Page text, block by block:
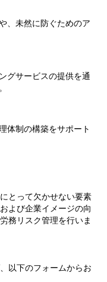
、未然に防ぐためのア
グサービスの提供を通
体制の構築をサポート
とって欠かせない要素
よび企業イメージの向
務リスク管理を行いま
以下のフォームからお